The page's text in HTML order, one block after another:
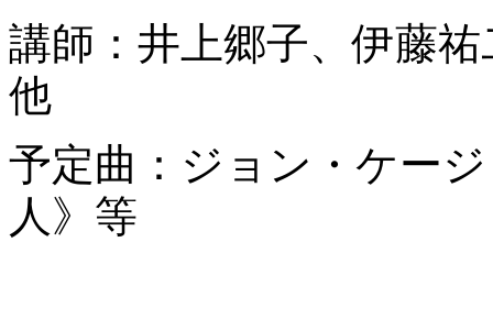
講師：井上郷子、伊藤
他
予定曲：ジョン・ケー
人》等